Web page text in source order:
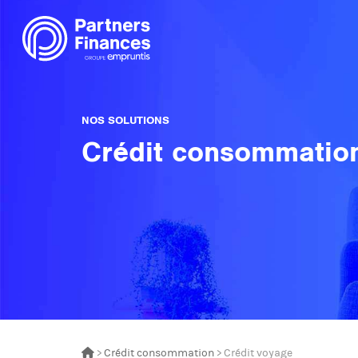
NOS SOLUTIONS
Crédit
>Crédit consommation > Crédit voyage